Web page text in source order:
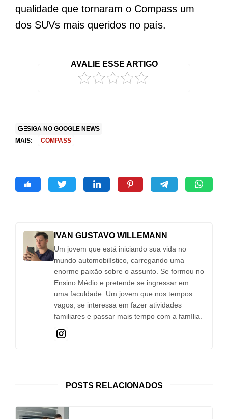
qualidade que tornaram o Compass um
dos SUVs mais queridos no país.
AVALIE ESSE ARTIGO
SIGA NO GOOGLE NEWS
MAIS:
COMPASS
IVAN GUSTAVO WILLEMANN
Um jovem que está iniciando sua vida no
mundo automobilístico, carregando uma
enorme paixão sobre o assunto. Se formou no
Ensino Médio e pretende se ingressar em
uma faculdade. Um jovem que nos tempos
vagos, se interessa em fazer atividades
familiares e passar mais tempo com a família.
POSTS RELACIONADOS